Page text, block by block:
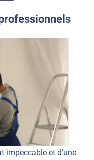
impeccable et d'une